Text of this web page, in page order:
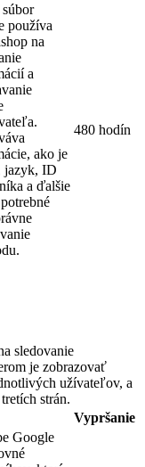
používa
na
a
ako je
jazyk, ID
a ďalšie
480 hodín
sledovanie
je zobrazovať
užívateľov, a
strán.
Vypršanie
Google